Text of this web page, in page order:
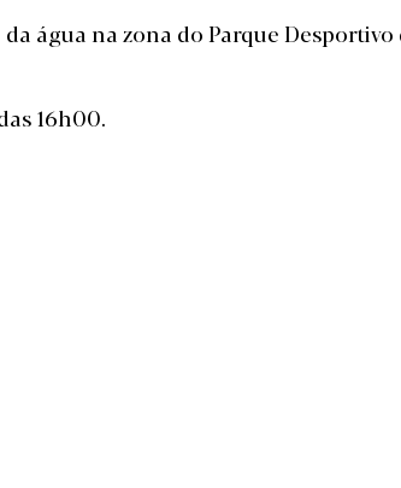
água na zona do Parque Desportivo
16h00.